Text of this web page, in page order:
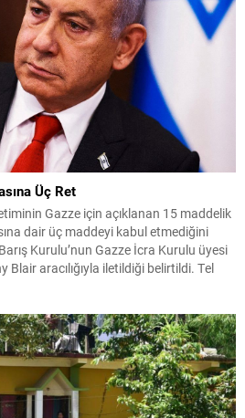
Üç Ret
Gazze için açıklanan 15 maddelik
dair üç maddeyi kabul etmediğini
Kurulu’nun Gazze İcra Kurulu üyesi
Blair aracılığıyla iletildiği belirtildi. Tel
kabul etmemesi oldu....